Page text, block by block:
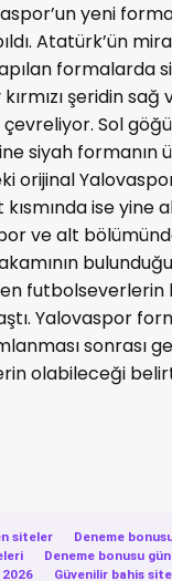
yeni
Atatürk’ün
formalarda
şeridin sağ
Sol
siyah formanın
orijinal
ise yine
ve alt
futbolseverlerin
Yalovaspor
sonrası
olabileceği
siteler · Deneme
· Deneme bonusu
· Güvenilir bahis